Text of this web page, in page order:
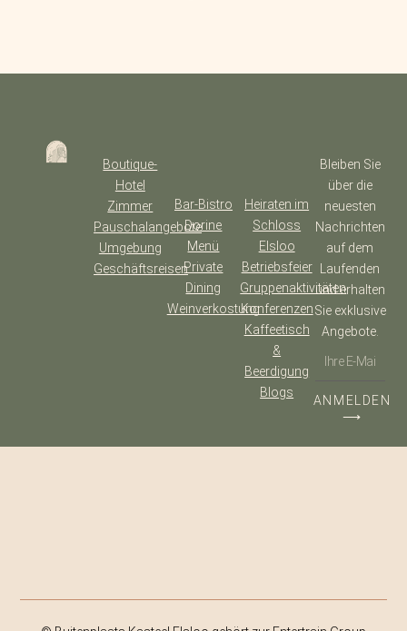
Boutique-
Hotel
Zimmer
Pauschalangebote
Umgebung
Geschäftsreisen
Bar-Bistro
Dorine
Menü
Private
Dining
Weinverkostung
Heiraten im
Schloss
Elsloo
Betriebsfeier
Gruppenaktivitäten
Konferenzen
Kaffeetisch
&
Beerdigung
Blogs
Bleiben Sie
über die
neuesten
Nachrichten
auf dem
Laufenden
und erhalten
Sie exklusive
Angebote.
ANMELDEN
⟶